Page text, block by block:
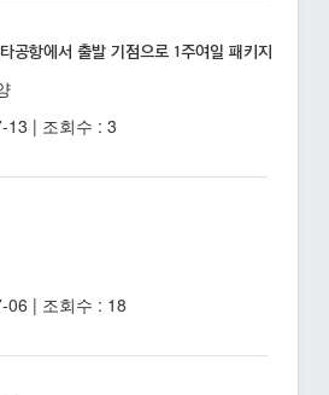
공항에서 출발 기점으로 1주여일 패키지 상품 있
13 | 조회수 : 3
06 | 조회수 : 18